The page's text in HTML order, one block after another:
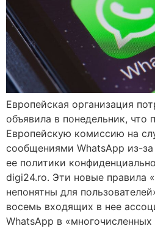
Европейская организация
объявила в понедельник, что
Европейскую комиссию на
сообщениями WhatsApp из-
ее политики
digi24.ro. Эти новые правила
непонятны для
восемь входящих в нее
WhatsApp в